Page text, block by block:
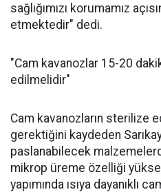
sağlığımızı korumamız
etmektedir" dedi.
"Cam kavanozlar 15-20
edilmelidir"
Cam kavanozların sterilize
gerektiğini kaydeden
paslanabilecek
mikrop üreme özelliği
yapımında ısıya dayanıklı